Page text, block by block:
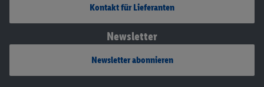
Kontakt für Lieferanten
Newsletter
Newsletter abonnieren